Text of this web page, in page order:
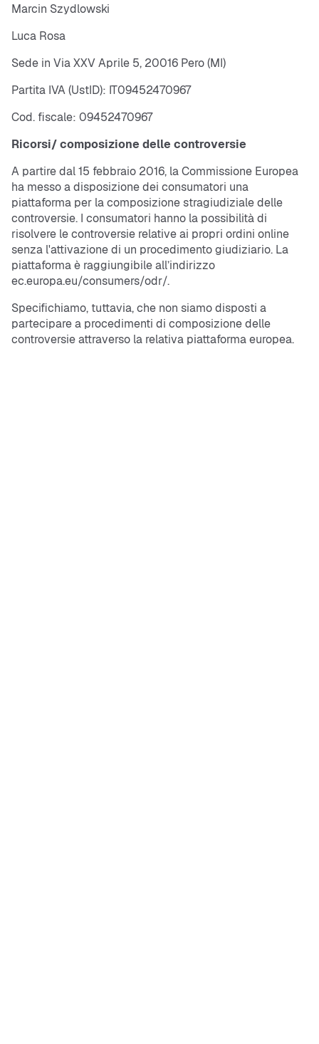
Marcin Szydlowski
Luca Rosa
Sede in Via XXV Aprile 5, 20016 Pero (MI)
Partita IVA (UstID): IT09452470967
Cod. fiscale: 09452470967
Ricorsi/ composizione delle controversie
A partire dal 15 febbraio 2016, la Commissione Europea
ha messo a disposizione dei consumatori una
piattaforma per la composizione stragiudiziale delle
controversie. I consumatori hanno la possibilità di
risolvere le controversie relative ai propri ordini online
senza l'attivazione di un procedimento giudiziario. La
piattaforma è raggiungibile all’indirizzo
ec.europa.eu/consumers/odr/.
Specifichiamo, tuttavia, che non siamo disposti a
partecipare a procedimenti di composizione delle
controversie attraverso la relativa piattaforma europea.